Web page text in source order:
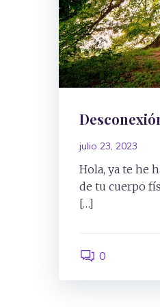
julio 23, 2023
Hola, ya te he
de tu cuerpo
[…]
0